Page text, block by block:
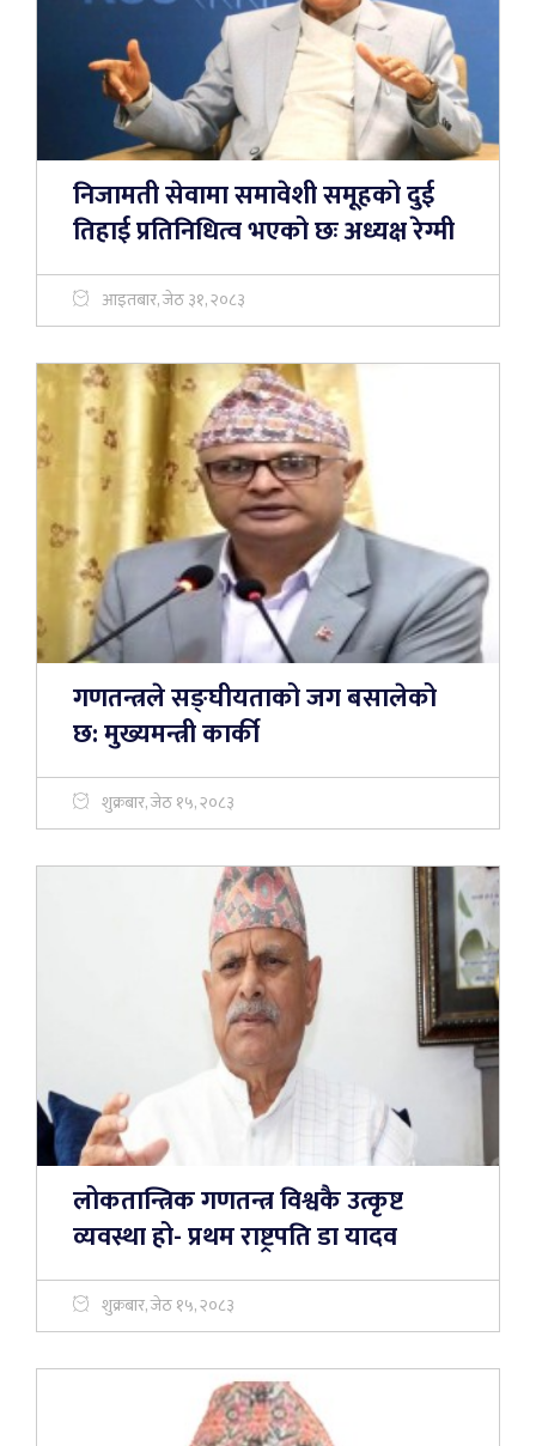
निजामती सेवामा समावेशी समूहको दुई
तिहाई प्रतिनिधित्व भएको छः अध्यक्ष रेग्मी
आइतबार, जेठ ३१, २०८३
गणतन्त्रले सङ्घीयताको जग बसालेको
छ: मुख्यमन्त्री कार्की
शुक्रबार, जेठ १५, २०८३
लोकतान्त्रिक गणतन्त्र विश्वकै उत्कृष्ट
व्यवस्था हो- प्रथम राष्ट्रपति डा यादव
शुक्रबार, जेठ १५, २०८३